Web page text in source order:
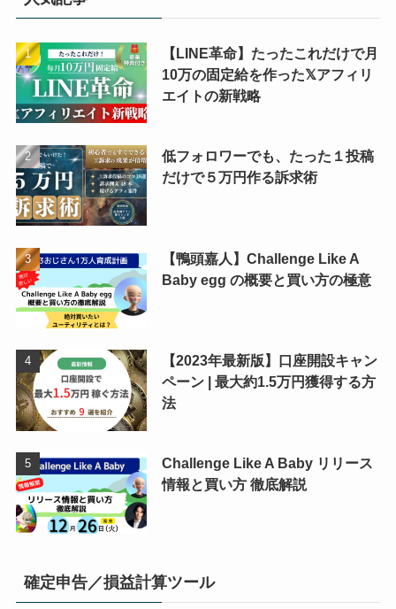
【LINE革命】たったこれだけで月
10万の固定給を作った𝕏アフィリ
エイトの新戦略
低フォロワーでも、たった１投稿
だけで５万円作る訴求術
【鴨頭嘉人】Challenge Like A
Baby egg の概要と買い方の極意
【2023年最新版】口座開設キャン
ペーン | 最大約1.5万円獲得する方
法
Challenge Like A Baby リリース
情報と買い方 徹底解説
確定申告／損益計算ツール